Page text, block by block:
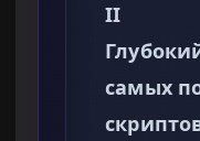
II
самых